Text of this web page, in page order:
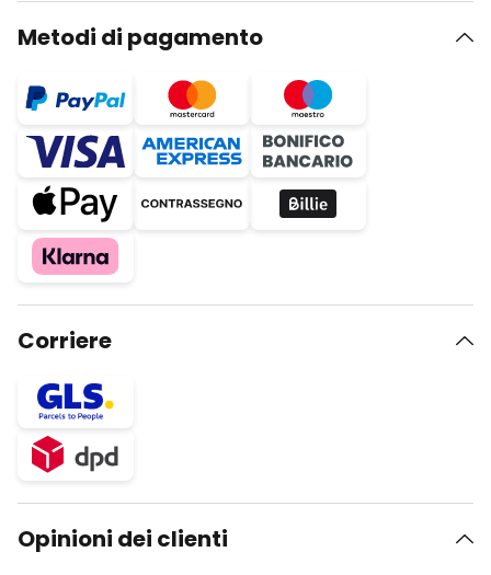
Metodi di pagamento
Corriere
Opinioni dei clienti